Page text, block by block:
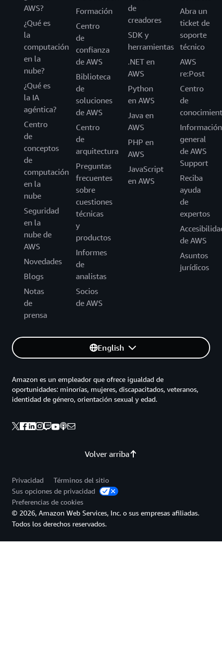
AWS?
¿Qué es
la
computación
en la
nube?
¿Qué es
la IA
agéntica?
Centro
de
conceptos
de
computación
en la
nube
Seguridad
en la
nube de
AWS
Novedades
Blogs
Notas
de
prensa
Formación
Centro
de
confianza
de AWS
Biblioteca
de
soluciones
de AWS
Centro
de
arquitectura
Preguntas
frecuentes
sobre
cuestiones
técnicas
y
productos
Informes
de
analistas
Socios
de AWS
de
creadores
SDK y
herramientas
.NET en
AWS
Python
en AWS
Java en
AWS
PHP en
AWS
JavaScript
en AWS
Abra un
ticket de
soporte
técnico
AWS
re:Post
Centro
de
Información
general
de AWS
Support
Reciba
ayuda
de
expertos
de AWS
Asuntos
jurídicos
English
Volver arriba
Amazon es un empleador que ofrece igualdad de
oportunidades: minorías, mujeres, discapacitados, veteranos,
identidad de género, orientación sexual y edad.
Privacidad
Términos del sitio
Sus opciones de privacidad
Preferencias de cookies
© 2026, Amazon Web Services, Inc. o sus empresas afiliadas.
Todos los derechos reservados.